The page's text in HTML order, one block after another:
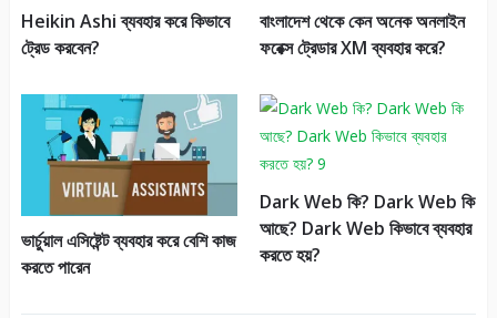
Heikin Ashi ব্যবহার করে কিভাবে
ট্রেড করবেন?
বাংলাদেশ থেকে কেন অনেক অনলাইন
ফরেক্স ট্রেডার XM ব্যবহার করে?
ভার্চুয়াল এসিষ্টেন্ট ব্যবহার করে বেশি কাজ
করতে পারেন
Dark Web কি? Dark Web কি
আছে? Dark Web কিভাবে ব্যবহার
করতে হয়?